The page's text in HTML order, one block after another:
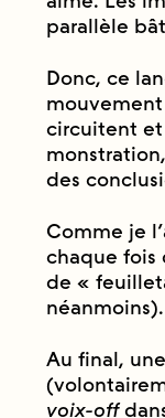
parallèle
Donc, ce
circuitent et
des
Comme je
chaque fois
de «
néanmoins).
Au final,
voix-off